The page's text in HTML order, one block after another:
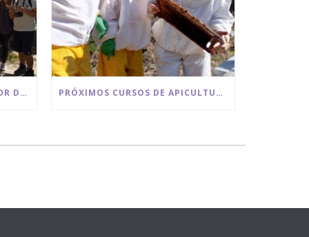
VISITA A LOS CEREZOS EN FLOR DE LA SIERRA DE LAS NIEVES PRÓXIMOS CURSOS DE APICULTURA 2026 BEE GARDEN MALAGA.